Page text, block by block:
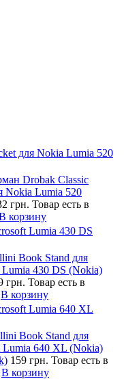
для Nokia Lumia 520
Drobak Classic
Nokia Lumia 520
грн. Товар есть в
корзину
Lumia 430 DS
Book Stand для
430 DS (Nokia)
грн. Товар есть в
В корзину
Lumia 640 XL
Book Stand для
Lumia 640 XL (Nokia)
159 грн. Товар есть в
В корзину